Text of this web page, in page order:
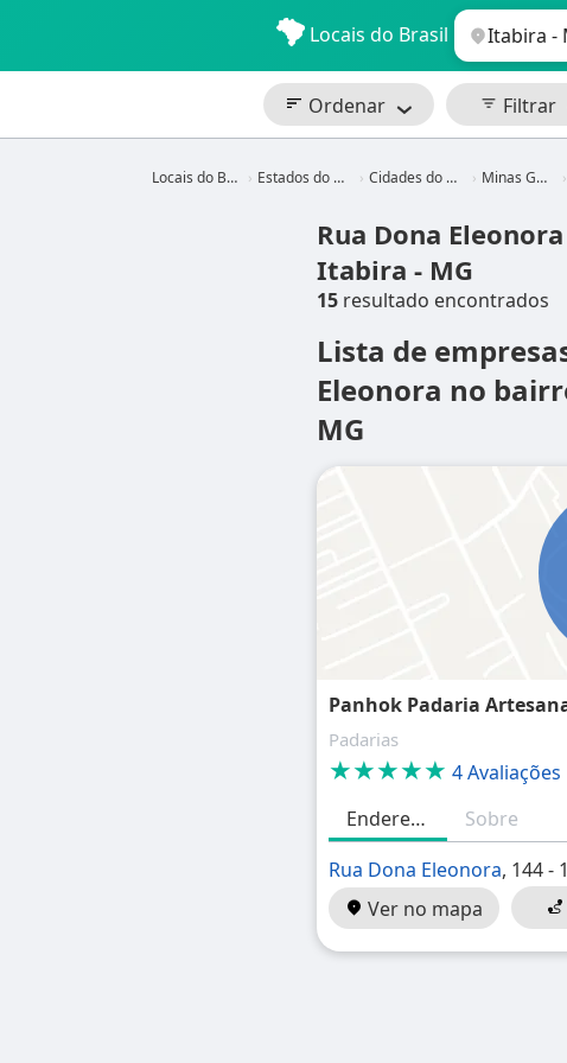
Locais do Brasil
Ordenar Filtrar
Locais do Brasil Estados do Brasil Cidades do Brasil Minas Gerais
Rua Dona
Itabira - MG
15 resultado encontrados
Lista de
Eleonora no
MG
Panhok Padaria
Padarias
★★★★★ 4 Avaliações
Endereço
Sobre
Rua Dona Eleonora, 144 -
Ver no mapa